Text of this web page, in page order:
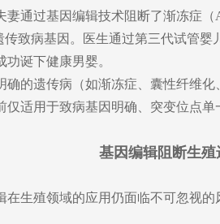
妻通过基因编辑技术阻断了渐冻症
传致病基因。医生通过第三代试管
诞下健康男婴。
确的遗传病（如渐冻症、囊性纤维
仅适用于致病基因明确、突变位点
基因编辑阻断生
生殖领域的应用仍面临不可忽视的